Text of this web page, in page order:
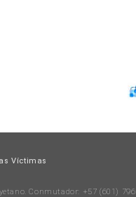
Víctimas
Conmutador: +57 (601)